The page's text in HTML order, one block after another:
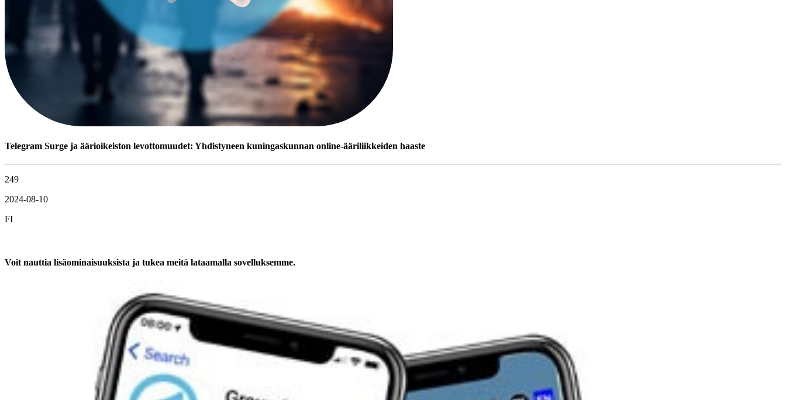
Telegram Surge ja äärioikeiston levottomuudet: Yhdistyneen kuningaskunnan online-ääriliikkeiden haaste
249
2024-08-10
FI
Voit nauttia lisäominaisuuksista ja tukea meitä lataamalla sovelluksemme.